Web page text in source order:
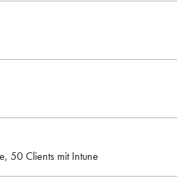
50 Clients mit Intune